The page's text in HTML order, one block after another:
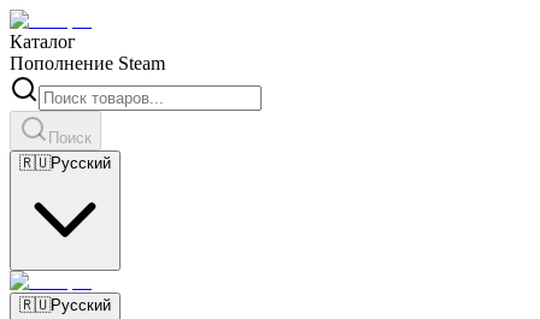
Каталог
Пополнение Steam
Поиск
🇷🇺Русский
🇷🇺Русский